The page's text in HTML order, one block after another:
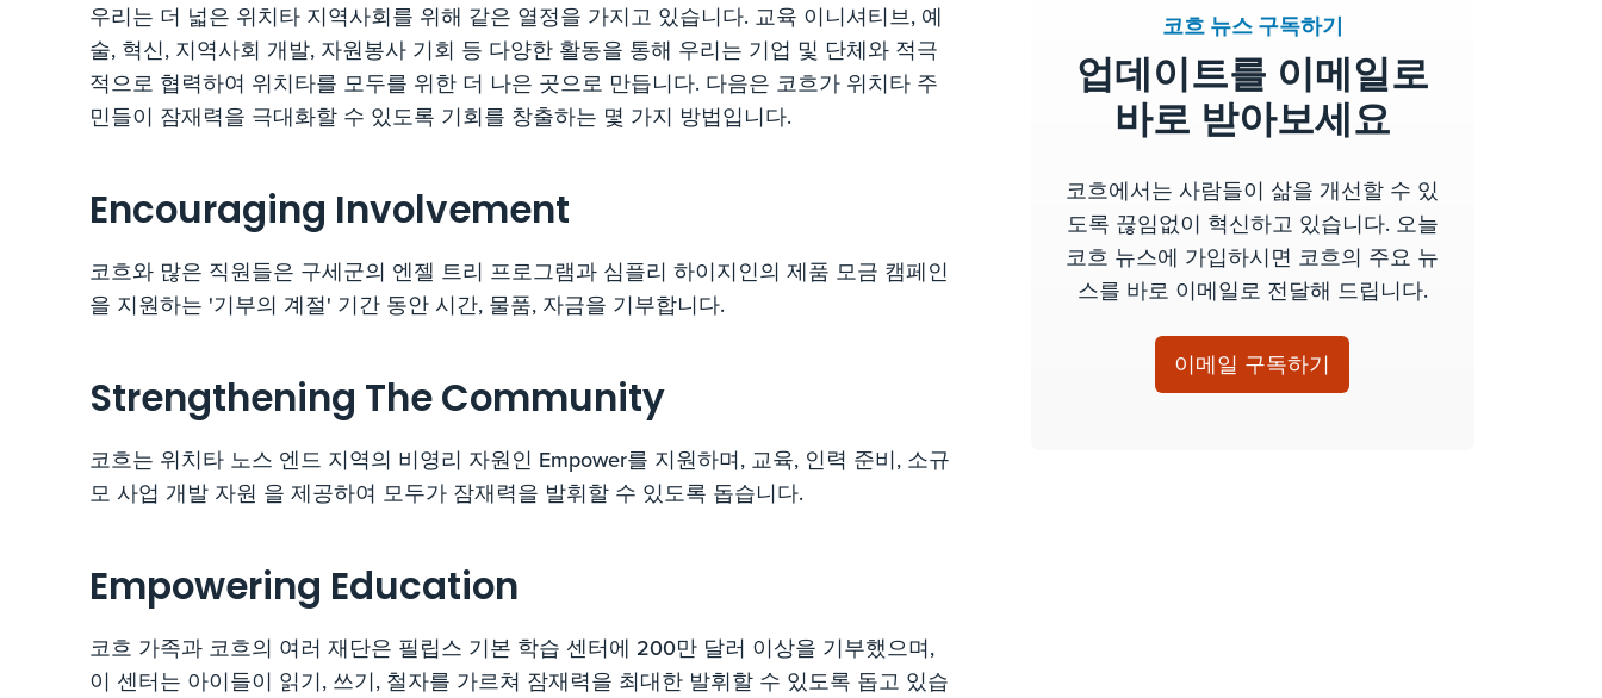
우리는 더 넓은 위치타 지역사회를 위해 같은 열정을 가지고 있습니다. 교육 이니셔티브, 예
술, 혁신, 지역사회 개발, 자원봉사 기회 등 다양한 활동을 통해 우리는 기업 및 단체와 적극
적으로 협력하여 위치타를 모두를 위한 더 나은 곳으로 만듭니다. 다음은 코흐가 위치타 주
민들이 잠재력을 극대화할 수 있도록 기회를 창출하는 몇 가지 방법입니다.
Encouraging Involvement
코흐와 많은 직원들은 구세군의 엔젤 트리 프로그램과 심플리 하이지인의 제품 모금 캠페인
을 지원하는 '기부의 계절' 기간 동안 시간, 물품, 자금을 기부합니다.
Strengthening The Community
코흐는 위치타 노스 엔드 지역의 비영리 자원인 Empower를 지원하며, 교육, 인력 준비, 소규
모 사업 개발 자원 을 제공하여 모두가 잠재력을 발휘할 수 있도록 돕습니다.
Empowering Education
코흐 가족과 코흐의 여러 재단은 필립스 기본 학습 센터에 200만 달러 이상을 기부했으며,
이 센터는 아이들이 읽기, 쓰기, 철자를 가르쳐 잠재력을 최대한 발휘할 수 있도록 돕고 있습
코흐 뉴스 구독하기
업데이트를 이메일로
바로 받아보세요
코흐에서는 사람들이 삶을 개선할 수 있
도록 끊임없이 혁신하고 있습니다. 오늘
코흐 뉴스에 가입하시면 코흐의 주요 뉴
스를 바로 이메일로 전달해 드립니다.
이메일 구독하기